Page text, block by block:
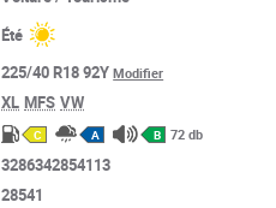
Été
225/40 R18 92YModifier
XL MFS VW
C A B 72 db
3286342854113
28541